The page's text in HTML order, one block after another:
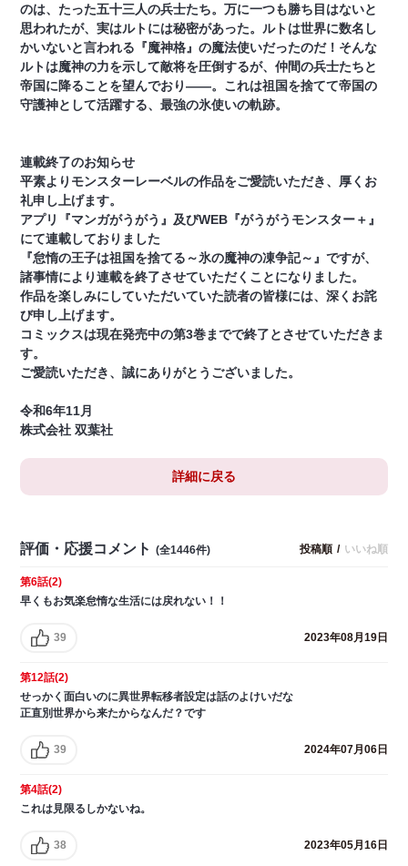
のは、たった五十三人の兵士たち。万に一つも勝ち目はないと
思われたが、実はルトには秘密があった。ルトは世界に数名し
かいないと言われる『魔神格』の魔法使いだったのだ！そんな
ルトは魔神の力を示して敵将を圧倒するが、仲間の兵士たちと
帝国に降ることを望んでおり――。これは祖国を捨てて帝国の
守護神として活躍する、最強の氷使いの軌跡。
連載終了のお知らせ
平素よりモンスターレーベルの作品をご愛読いただき、厚くお
礼申し上げます。
アプリ『マンガがうがう』及びWEB『がうがうモンスター＋』
にて連載しておりました
『怠惰の王子は祖国を捨てる～氷の魔神の凍争記～』ですが、
諸事情により連載を終了させていただくことになりました。
作品を楽しみにしていただいていた読者の皆様には、深くお詫
び申し上げます。
コミックスは現在発売中の第3巻までで終了とさせていただきま
す。
ご愛読いただき、誠にありがとうございました。
令和6年11月
株式会社 双葉社
詳細に戻る
評価・応援コメント (全1446件) 投稿順 / いいね順
第6話(2)
早くもお気楽怠惰な生活には戻れない！！
39 2023年08月19日
第12話(2)
せっかく面白いのに異世界転移者設定は話のよけいだな
正直別世界から来たからなんだ？です
39 2024年07月06日
第4話(2)
これは見限るしかないね。
38 2023年05月16日